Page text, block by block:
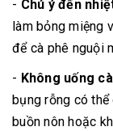
- Chú ý đến
làm bỏng miệng
để cà phê nguội
- Không uống
bụng rỗng có
buồn nôn hoặc